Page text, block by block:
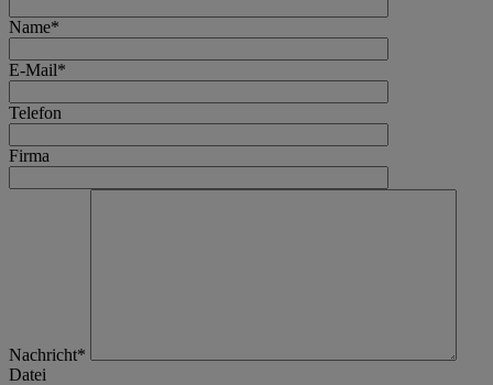
Name*
E-Mail*
Telefon
Firma
Nachricht*
Datei